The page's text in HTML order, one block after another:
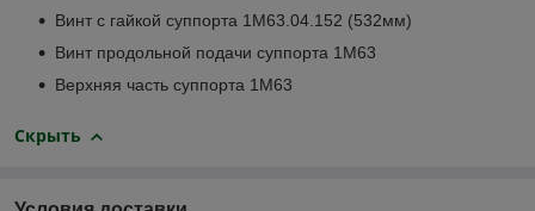
Винт с гайкой суппорта 1М63.04.152 (532мм)
Винт продольной подачи суппорта 1М63
Верхняя часть суппорта 1М63
Скрыть